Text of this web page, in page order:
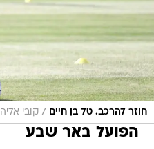
חוזר להרכב. טל בן חיים / קובי אליהו
הפועל באר שבע